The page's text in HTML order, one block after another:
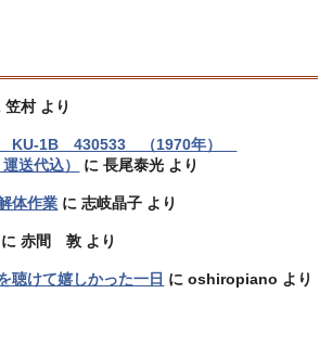
笠村より
KU-1B 430533 （1970年）
送代込）
に長尾泰光 より
体作業 に志岐晶子 より
に赤間 敦 より
聴けて嬉しかった一日 にoshiropiano より